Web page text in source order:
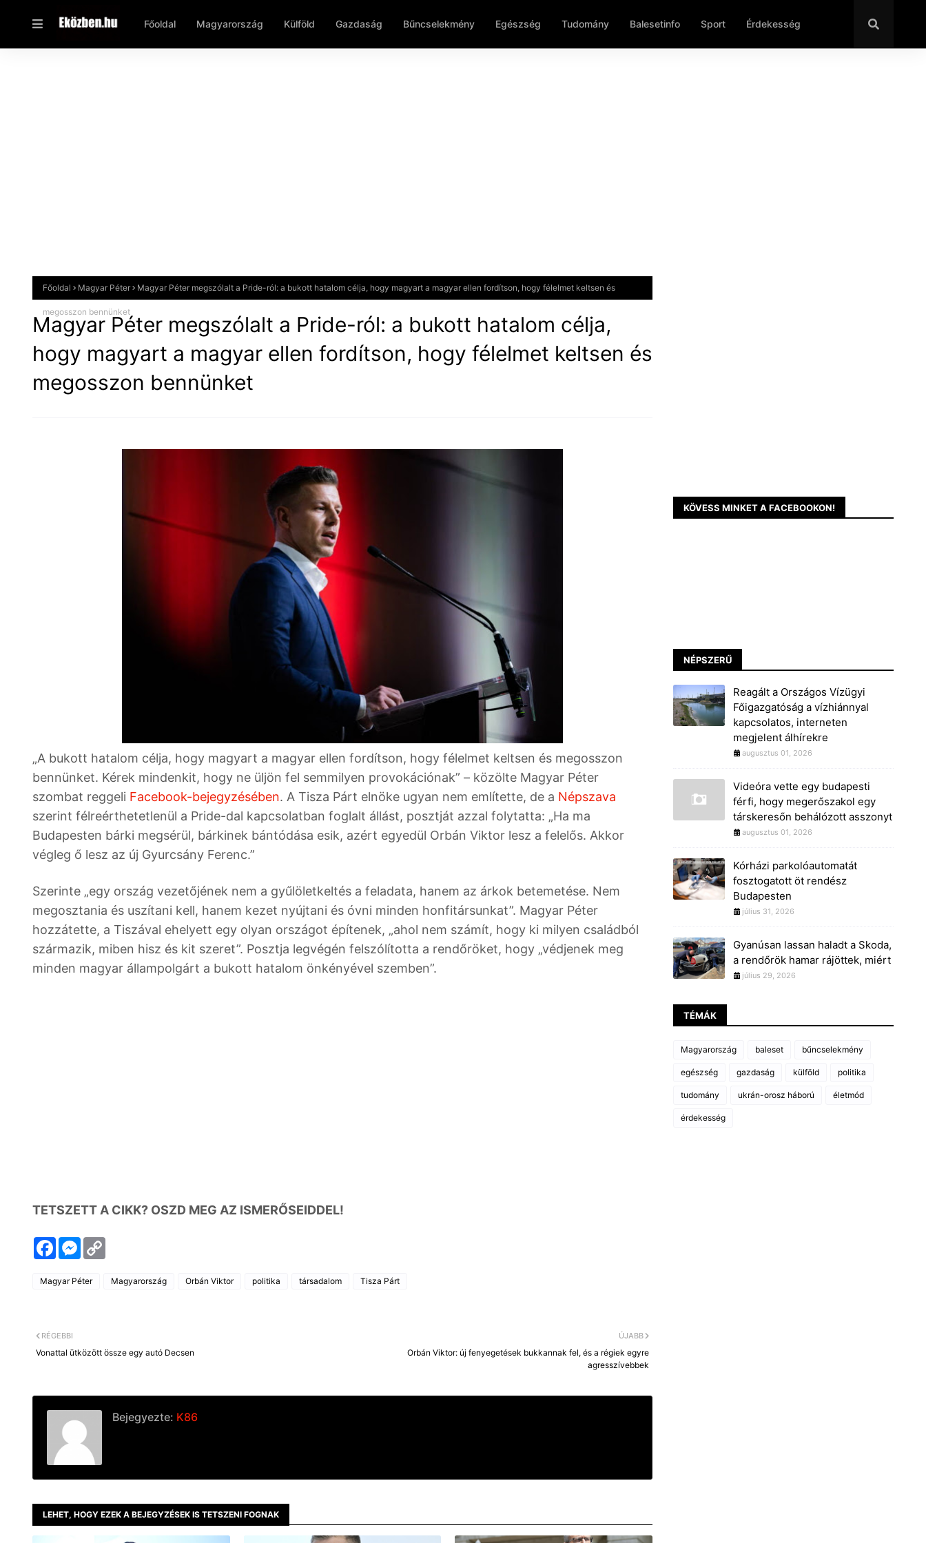
Főoldal Magyarország Külföld Gazdaság Bűncselekmény Egészség Tudomány Balesetinfo Sport Érdekesség
Főoldal Magyar Péter Magyar Péter megszólalt a Pride-ról: a bukott hatalom célja, hogy magyart a magyar ellen fordítson, hogy félelmet keltsen és
megosszon bennünket
Magyar Péter megszólalt a Pride-ról: a bukott hatalom célja,
hogy magyart a magyar ellen fordítson, hogy félelmet keltsen és
megosszon bennünket
„A bukott hatalom célja, hogy magyart a magyar ellen fordítson, hogy félelmet keltsen és megosszon
bennünket. Kérek mindenkit, hogy ne üljön fel semmilyen provokációnak” – közölte Magyar Péter
szombat reggeli Facebook-bejegyzésében. A Tisza Párt elnöke ugyan nem említette, de a Népszava
szerint félreérthetetlenül a Pride-dal kapcsolatban foglalt állást, posztját azzal folytatta: „Ha ma
Budapesten bárki megsérül, bárkinek bántódása esik, azért egyedül Orbán Viktor lesz a felelős. Akkor
végleg ő lesz az új Gyurcsány Ferenc.”
Szerinte „egy ország vezetőjének nem a gyűlöletkeltés a feladata, hanem az árkok betemetése. Nem
megosztania és uszítani kell, hanem kezet nyújtani és óvni minden honfitársunkat”. Magyar Péter
hozzátette, a Tiszával ehelyett egy olyan országot építenek, „ahol nem számít, hogy ki milyen családból
származik, miben hisz és kit szeret”. Posztja legvégén felszólította a rendőröket, hogy „védjenek meg
minden magyar állampolgárt a bukott hatalom önkényével szemben”.
TETSZETT A CIKK? OSZD MEG AZ ISMERŐSEIDDEL!
F
a
c
b
M
e
s
s
e
y
L
Magyar Péter Magyarország Orbán Viktor politika társadalom Tisza Párt
ÚJABB
Orbán Viktor: új fenyegetések bukkannak fel, és a régiek egyre
agresszívebbek
RÉGEBBI
Vonattal ütközött össze egy autó Decsen
Bejegyezte: K86
LEHET, HOGY EZEK A BEJEGYZÉSEK IS TETSZENI FOGNAK
KÖVESS MINKET A FACEBOOKON!
NÉPSZERŰ
Reagált a Országos Vízügyi
Főigazgatóság a vízhiánnyal
kapcsolatos, interneten
megjelent álhírekre
augusztus 01, 2026
Videóra vette egy budapesti
férfi, hogy megerőszakol egy
társkeresőn behálózott asszonyt
augusztus 01, 2026
Kórházi parkolóautomatát
fosztogatott öt rendész
Budapesten
július 31, 2026
Gyanúsan lassan haladt a Skoda,
a rendőrök hamar rájöttek, miért
július 29, 2026
TÉMÁK
Magyarország baleset bűncselekmény
egészség gazdaság külföld politika
tudomány ukrán-orosz háború életmód
érdekesség